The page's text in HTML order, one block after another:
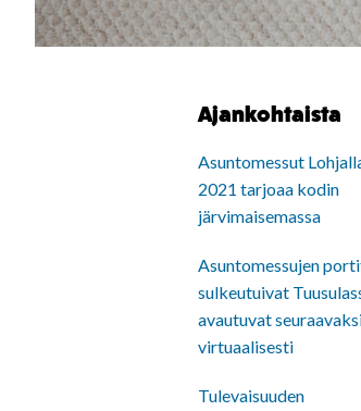
Ajankohtaista
Asuntomessut
2021 tarjoaa kodin
järvimaisemassa
Asuntomessujen
sulkeutuivat
avautuvat
virtuaalisesti
Tulevaisuuden